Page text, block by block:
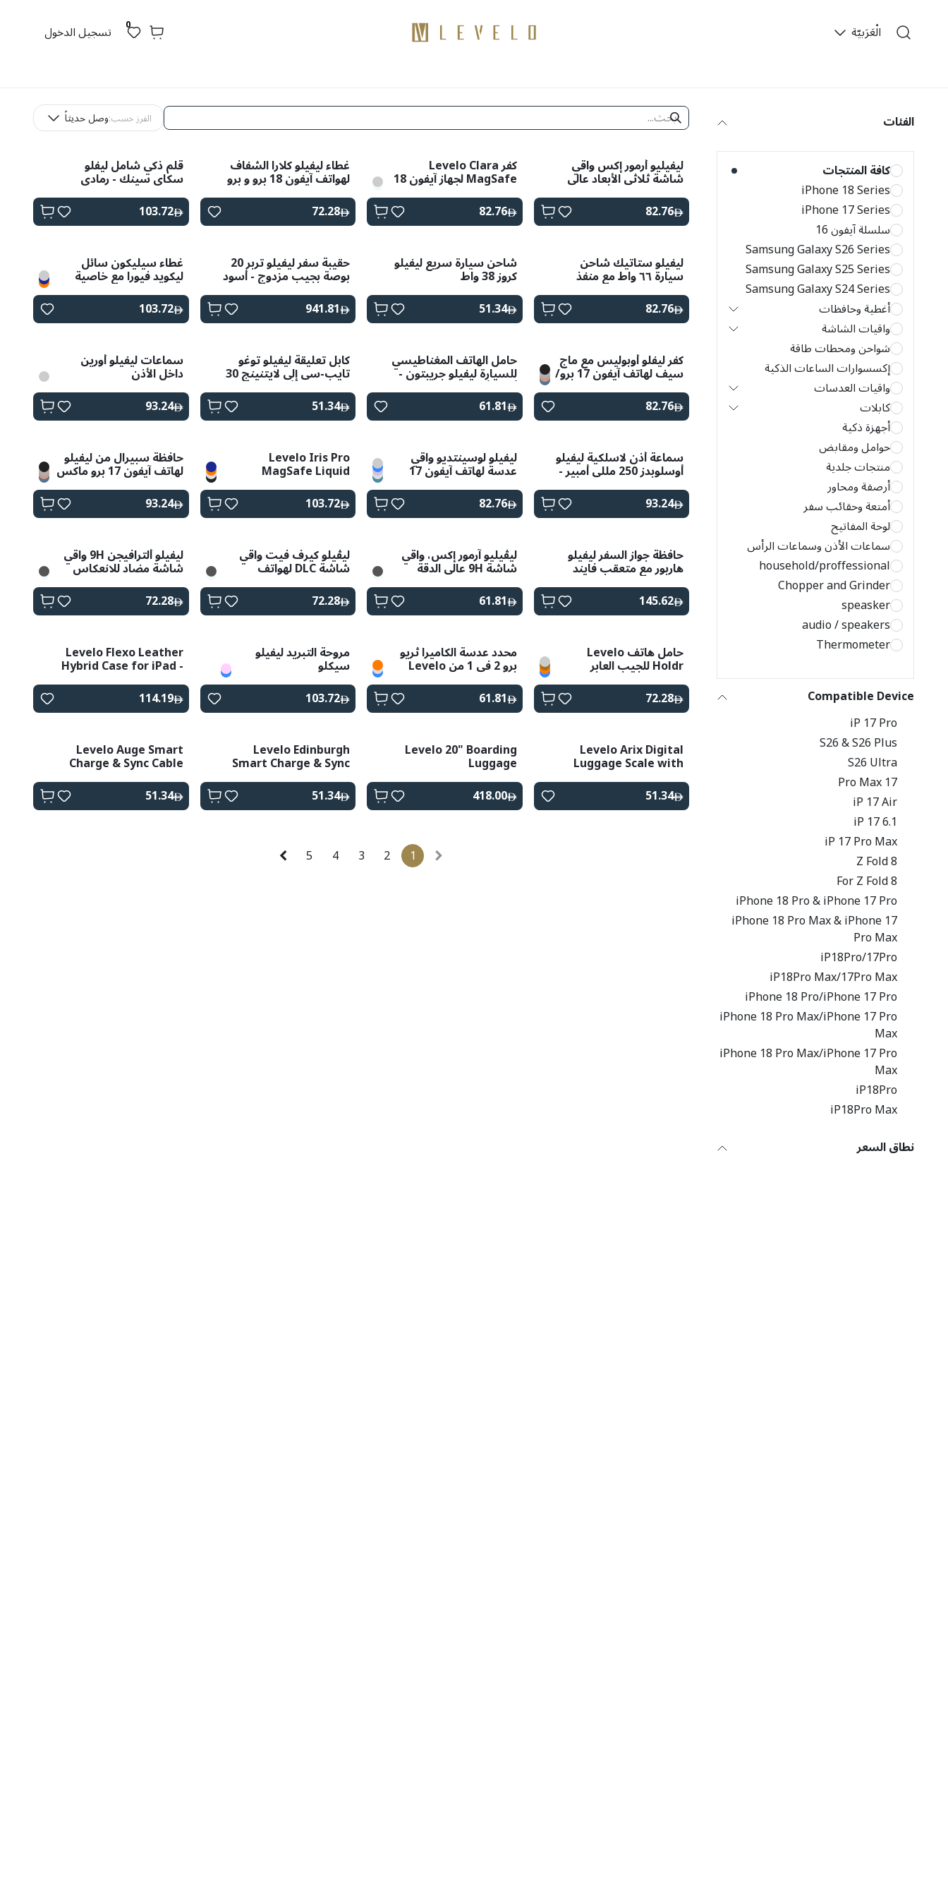
الْعَرَبيّة
0
تسجيل الدخول
الفئات
كافة المنتجات
iPhone 18 Series
iPhone 17 Series
سلسلة آيفون 16
Samsung Galaxy S26 Series
Samsung Galaxy S25 Series
Samsung Galaxy S24 Series
أغطية وحافظات
واقيات الشاشة
شواحن ومحطات طاقة
إكسسوارات الساعات الذكية
واقيات العدسات
كابلات
أجهزة ذكية
حوامل ومقابض
منتجات جلدية
أرصفة ومحاور
أمتعة وحقائب سفر
لوحة المفاتيح
سماعات الأذن وسماعات الرأس
household/proffessional
Chopper and Grinder
speasker
audio / speakers
Thermometer
Compatible Device
iP 17 Pro
S26 & S26 Plus
S26 Ultra
17 Pro Max
iP 17 Air
iP 17 6.1
iP 17 Pro Max
Z Fold 8
For Z Fold 8
iPhone 18 Pro & iPhone 17 Pro
iPhone 18 Pro Max & iPhone 17
Pro Max
iP18Pro/17Pro
iP18Pro Max/17Pro Max
iPhone 18 Pro/iPhone 17 Pro
iPhone 18 Pro Max/iPhone 17 Pro
Max
iPhone 18 Pro Max/iPhone 17 Pro
Max
iP18Pro
iP18Pro Max
نطاق السعر
الفرز حسب:وصل حديثاً
ليفيليو أرمور إكس واقي
شاشة ثلاثي الأبعاد عالي
الدقة لجهاز آيفون 18 برو /
برو ماكس
82.76
كفر Levelo Clara
MagSafe لجهاز آيفون 18
برو و برو ماكس
82.76
غطاء ليفيلو كلارا الشفاف
لهواتف آيفون 18 برو و برو
ماكس
72.28
قلم ذكي شامل ليفلو
سكاي سينك - رمادي
فضائي
103.72
ليفيلو ستاتيك شاحن
سيارة ٦٦ واط مع منفذ
USB ومنفذين Type-C -
أسود82.76
شاحن سيارة سريع ليفيلو
كروز 38 واط
51.34
حقيبة سفر ليفيلو تربر 20
بوصة بجيب مزدوج - أسود
941.81
غطاء سيليكون سائل
ليكويد فيورا مع خاصية
MagSafe من Levelo
لجهاز iPhone 17 Pro
103.72
كفر ليفلو أوبوليس مع ماج
سيف لهاتف آيفون 17 برو/
برو ماكس
82.76
حامل الهاتف المغناطيسي
للسيارة ليفيلو جريبتون -
أسود أونيكس
61.81
كابل تعليقة ليفيلو توغو
تايب-سي إلى لايتنينج 30
واط 1 متر - أسود/رمادي
51.34
سماعات ليفيلو أورين
داخل الأذن
93.24
سماعة أذن لاسلكية ليفيلو
أوسلوبدز 250 مللي أمبير -
عاجي
93.24
ليفيلو لوسينتديو واقي
عدسة لهاتف آيفون 17
82.76
Levelo Iris Pro
MagSafe Liquid
Silicone Case for
iPhone 17 Pro/Pro Max
103.72
حافظة سبيرال من ليفيلو
لهاتف آيفون 17 برو ماكس
93.24
حافظة جواز السفر ليفيلو
هاربور مع متعقب فايند
ماي – رمادي
145.62
ليڤيليو آرمور إكس، واقي
شاشة 9H عالي الدقة
لسامسونج جالاكسي S26
61.81
ليڤيلو كيرف فيت واقي
شاشة DLC لهواتف
سامسونج جالاكسي S26
سيريز
72.28
ليفيلو ألترافيجن 9H واقي
شاشة مضاد للانعكاس
لسامسونج جالاكسي S26
سيريز
72.28
حامل هاتف Levelo
Holdr للجيب العابر
72.28
محدد عدسة الكاميرا ثريو
برو 2 في 1 من Levelo
61.81
مروحة التبريد ليفيلو
سيكلو
103.72
Levelo Flexo Leather
Hybrid Case for iPad -
Black
114.19
Levelo Arix Digital
Luggage Scale with
Built-In Flashlight -
White
51.34
Levelo 20" Boarding
Luggage
418.00
Levelo Edinburgh
Smart Charge & Sync
Cable - Gray
51.34
Levelo Auge Smart
Charge & Sync Cable
USB -C To Lightning -
Gray
51.34
1
2
3
4
5